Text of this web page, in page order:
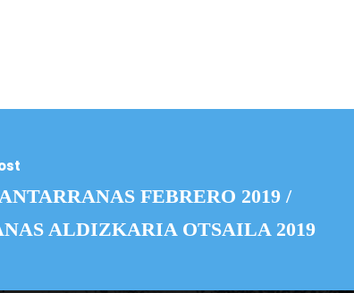
FEBRERO 2019 /
ALDIZKARIA OTSAILA 2019